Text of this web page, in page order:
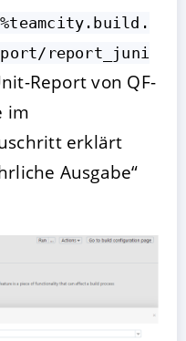
%teamcity.build.
report_juni
Report von QF-
im
erklärt
Ausgabe“